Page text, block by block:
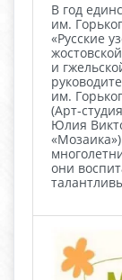
В год
им.
«Русские
и
им.
Юлия
они